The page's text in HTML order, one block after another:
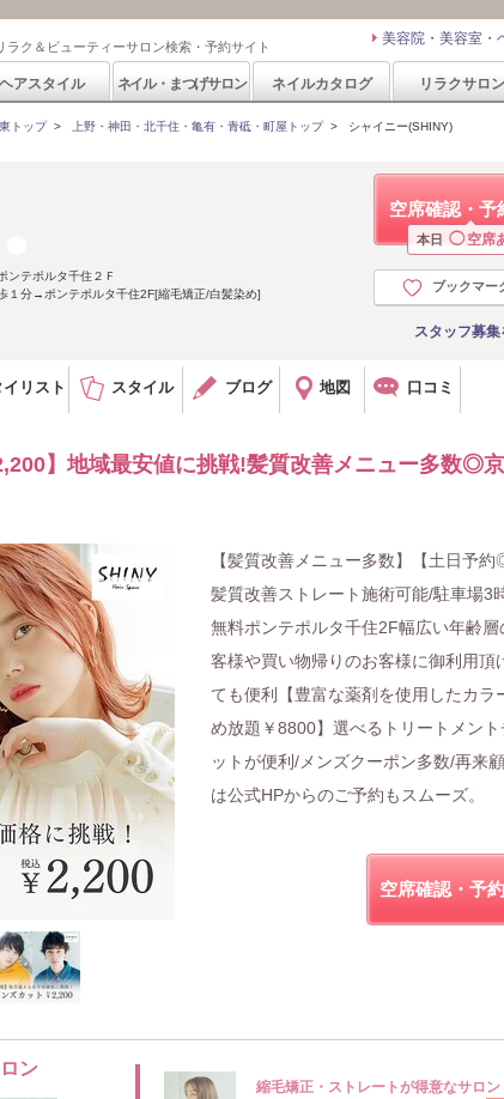
ラク＆ビューティーサロン検索・予約サイト 美容院・美容室・
ヘアスタイル ネイル・まつげサロン ネイルカタログ リラクサロン
トップ> 上野・神田・北千住・亀有・青砥・町屋トップ> シャイニー(SHINY)
空席確認・予
本日 ◯ 空席
ブックマー
スタッフ募
テポルタ千住２Ｆ
１分→ポンテポルタ千住2F[縮毛矯正/白髪染め]
イリスト スタイル ブログ 地図 口コミ
】地域最安値に挑戦!髪質改善メニュー多数◎
【髪質改善メニュー多数】【土日予
髪質改善ストレート施術可能/駐車場3
無料ポンテポルタ千住2F幅広い年齢層
客様や買い物帰りのお客様に御利用頂
ても便利【豊富な薬剤を使用したカラ
め放題￥8800】選べるトリートメント
ットが便利/メンズクーポン多数/再来
は公式HPからのご予約もスムーズ。
空席確認・予
ン
縮毛矯正・ストレートが得意なサロン